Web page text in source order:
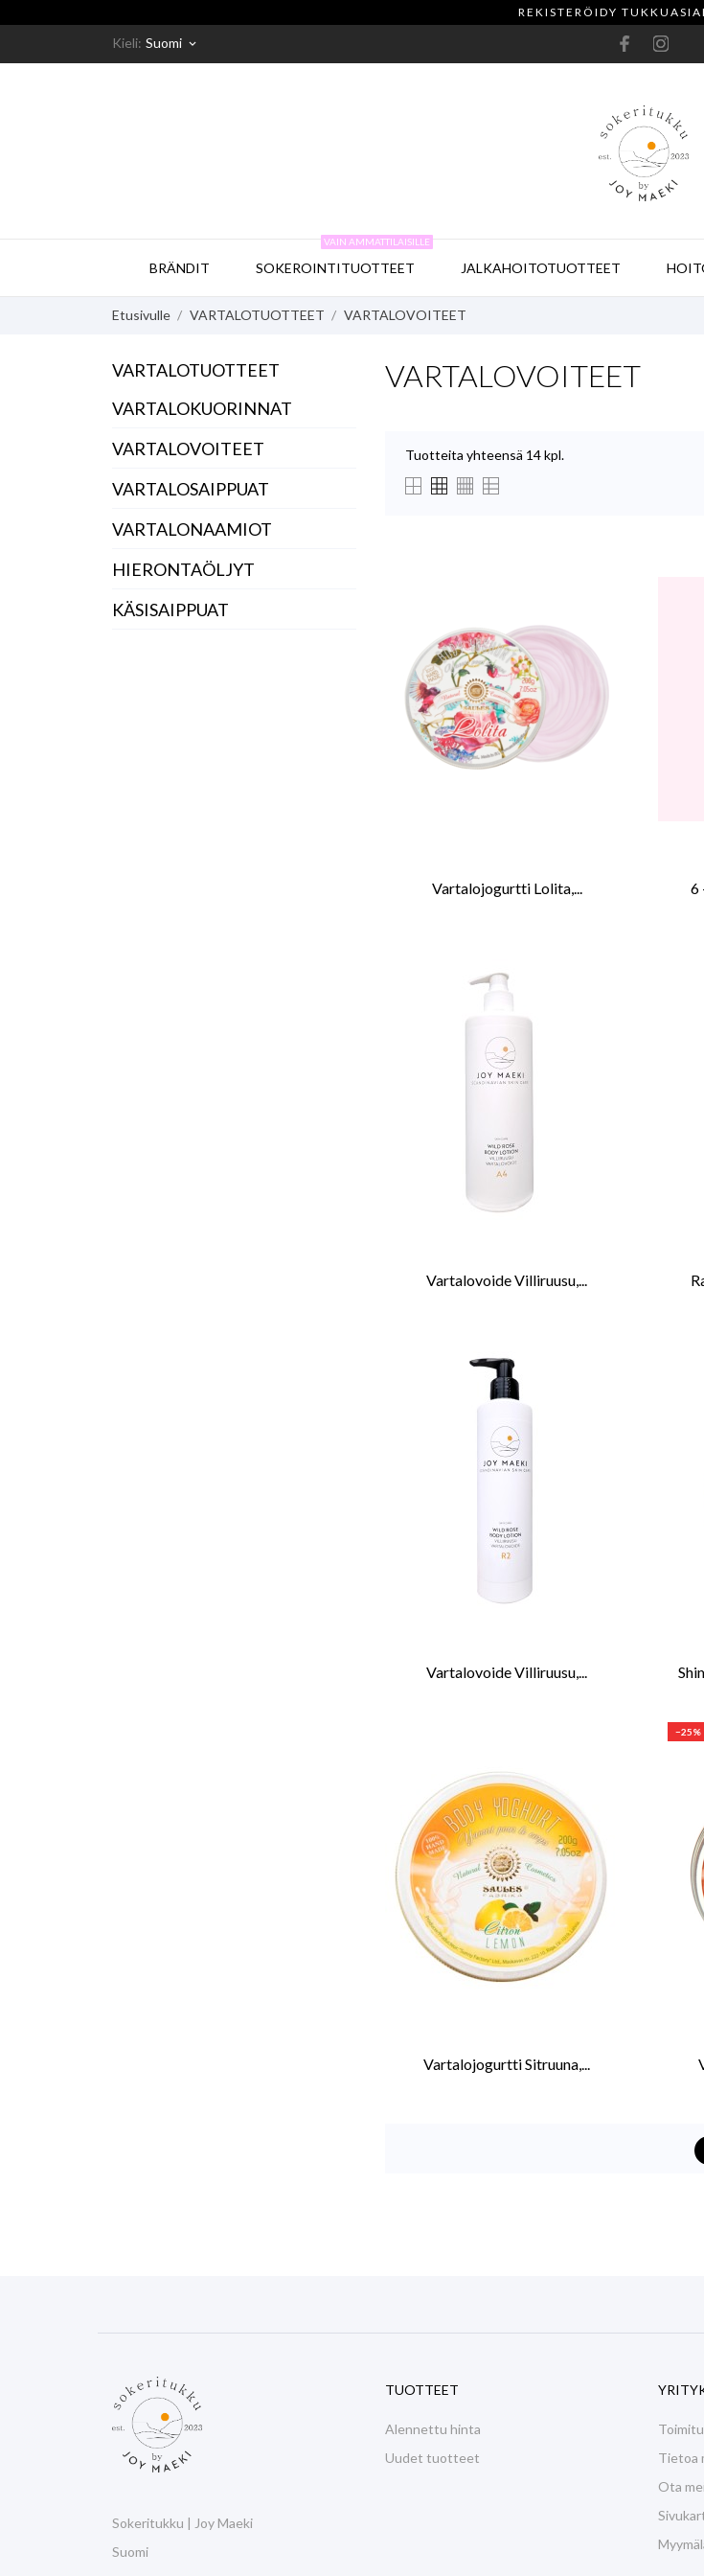
REKISTERÖIDY
Kieli: Suomi keyboard_arrow_down
BRÄNDIT SOKEROINTITUOTTEET
VAIN AMMATTILAISILLE
JALKAHOITOTUOTTEET
Etusivulle VARTALOTUOTTEET VARTALOVOITEET
VARTALOTUOTTEET
VARTALOKUORINNAT
VARTALOVOITEET
VARTALOSAIPPUAT
VARTALONAAMIOT
HIERONTAÖLJYT
KÄSISAIPPUAT
VARTALOVOITEET
Tuotteita yhteensä 14 kpl.
Vartalojogurtti Lolita,... 6
Vartalovoide Villiruusu,...
Vartalovoide Villiruusu,...
Vartalojogurtti Sitruuna,...
−25%
Sokeritukku | Joy Maeki
Suomi
TUOTTEET
Alennettu hinta
Uudet tuotteet
Tietoa
Ota